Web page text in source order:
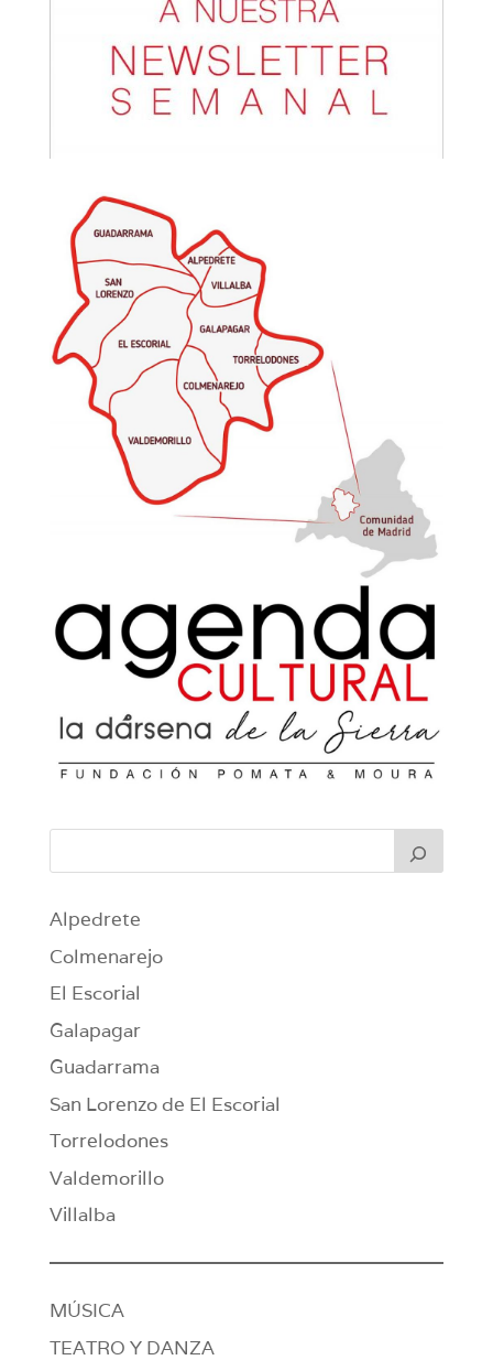
Alpedrete
Colmenarejo
El Escorial
Galapagar
Guadarrama
San Lorenzo de El Escorial
Torrelodones
Valdemorillo
Villalba
MÚSICA
TEATRO Y DANZA